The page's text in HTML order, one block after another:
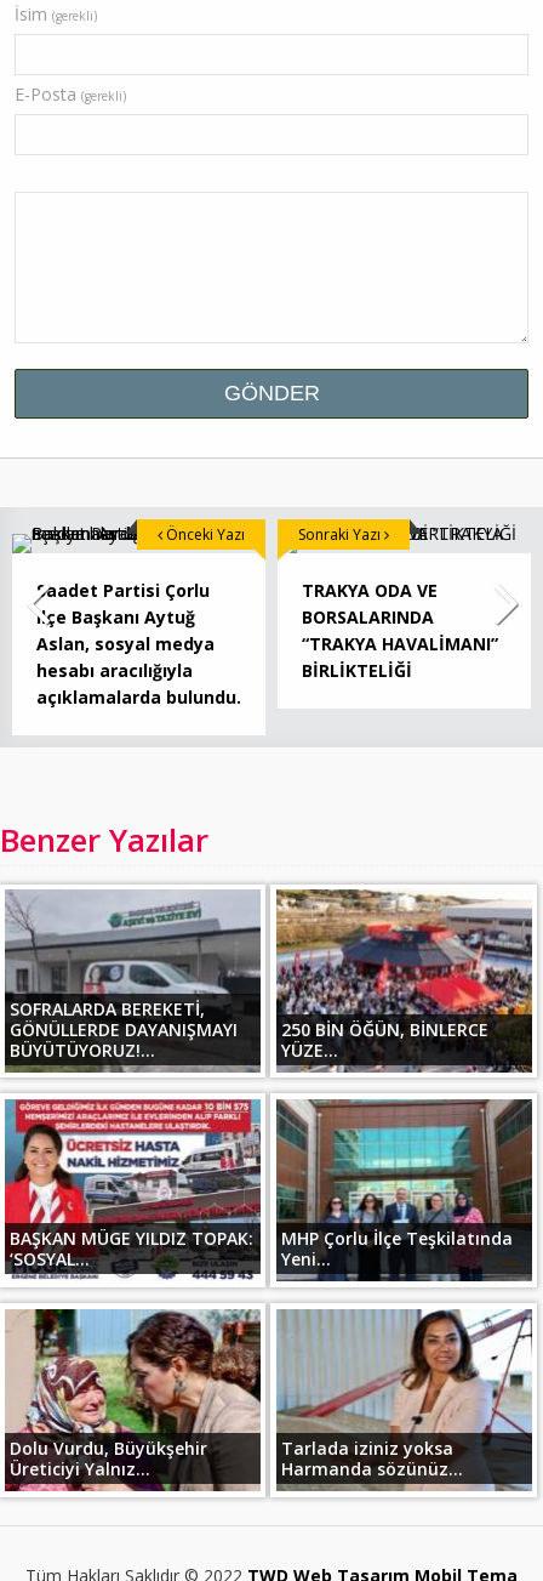
İsim (gerekli)
E-Posta (gerekli)
Saadet Partisi Çorlu
ilçe Başkanı Aytuğ
Aslan, sosyal medya
hesabı aracılığıyla
açıklamalarda bulundu.
Önceki Yazı
TRAKYA ODA VE
BORSALARINDA
“TRAKYA HAVALİMANI”
BİRLİKTELİĞİ
Sonraki Yazı
Benzer Yazılar
SOFRALARDA BEREKETİ,
GÖNÜLLERDE DAYANIŞMAYI
BÜYÜTÜYORUZ!...
250 BİN ÖĞÜN, BİNLERCE
YÜZE...
BAŞKAN MÜGE YILDIZ TOPAK:
‘SOSYAL...
MHP Çorlu İlçe Teşkilatında
Yeni...
Dolu Vurdu, Büyükşehir
Üreticiyi Yalnız...
Tarlada iziniz yoksa
Harmanda sözünüz...
Tüm Hakları Saklıdır © 2022 TWD Web Tasarım Mobil Tema